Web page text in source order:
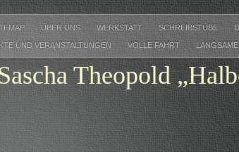
ÜBER UNS WERKSTATT SCHREIBSTUBE
UND VERANSTALTUNGEN VOLLE FAHRT
Theopold